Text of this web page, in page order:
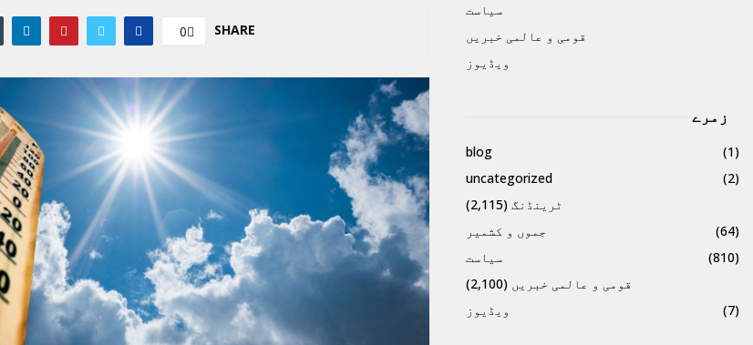
SHARE
0
سیاست
قومی و عالمی خبریں
ویڈیوز
زمرے
blog
(1)
uncategorized
(2)
ٹرینڈنگ (2,115)
جموں و کشمیر
(64)
سیاست
(810)
قومی و عالمی خبریں (2,100)
ویڈیوز
(7)